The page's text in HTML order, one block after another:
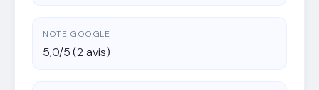
NOTE GOOGLE
5,0/5 (2 avis)